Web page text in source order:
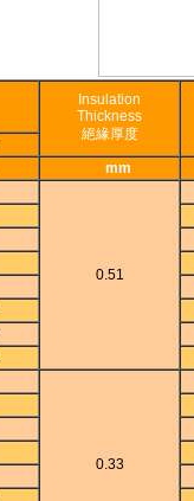
Insulation
Thickness
絕緣厚度
mm
0.51
0.33